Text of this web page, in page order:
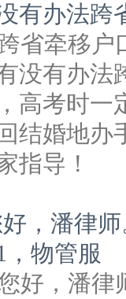
有办法跨
省牵移户
没有办法
高考时一
结婚地办
指导！
，潘律
，物管服
好，潘律